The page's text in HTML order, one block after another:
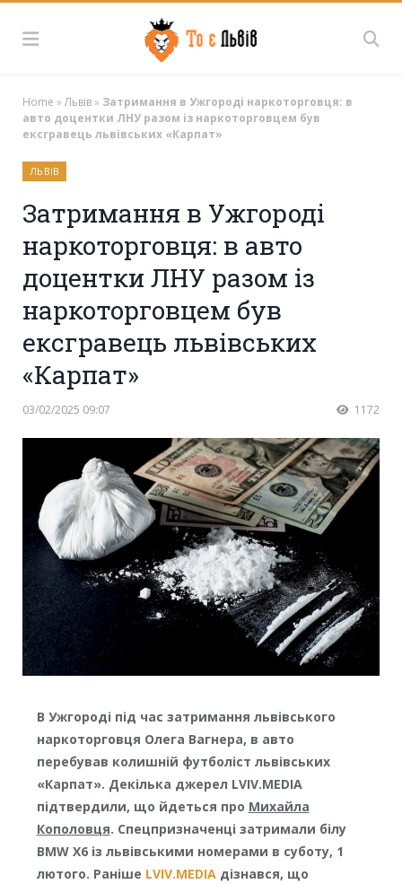
Home »Львів» Затримання в Ужгороді наркоторговця: в
авто доцентки ЛНУ разом із наркоторговцем був
ексгравець львівських «Карпат»
ЛЬВІВ
Затримання в Ужгороді
наркоторговця: в авто
доцентки ЛНУ разом із
наркоторговцем був
ексгравець львівських
«Карпат»
03/02/2025 09:07 1172
В Ужгороді під час затримання львівського
наркоторговця Олега Вагнера, в авто
перебував колишній футболіст львівських
«Карпат». Декілька джерел LVIV.MEDIA
підтвердили, що йдеться про Михайла
Кополовця. Спецпризначенці затримали білу
BMW X6 із львівськими номерами в суботу, 1
лютого. Раніше LVIV.MEDIAдізнався, що